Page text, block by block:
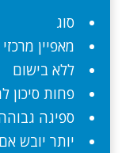
סוג
מאפיין מרכזי
ללא בישום
פחות סיכון
ספיגה
יותר יובש